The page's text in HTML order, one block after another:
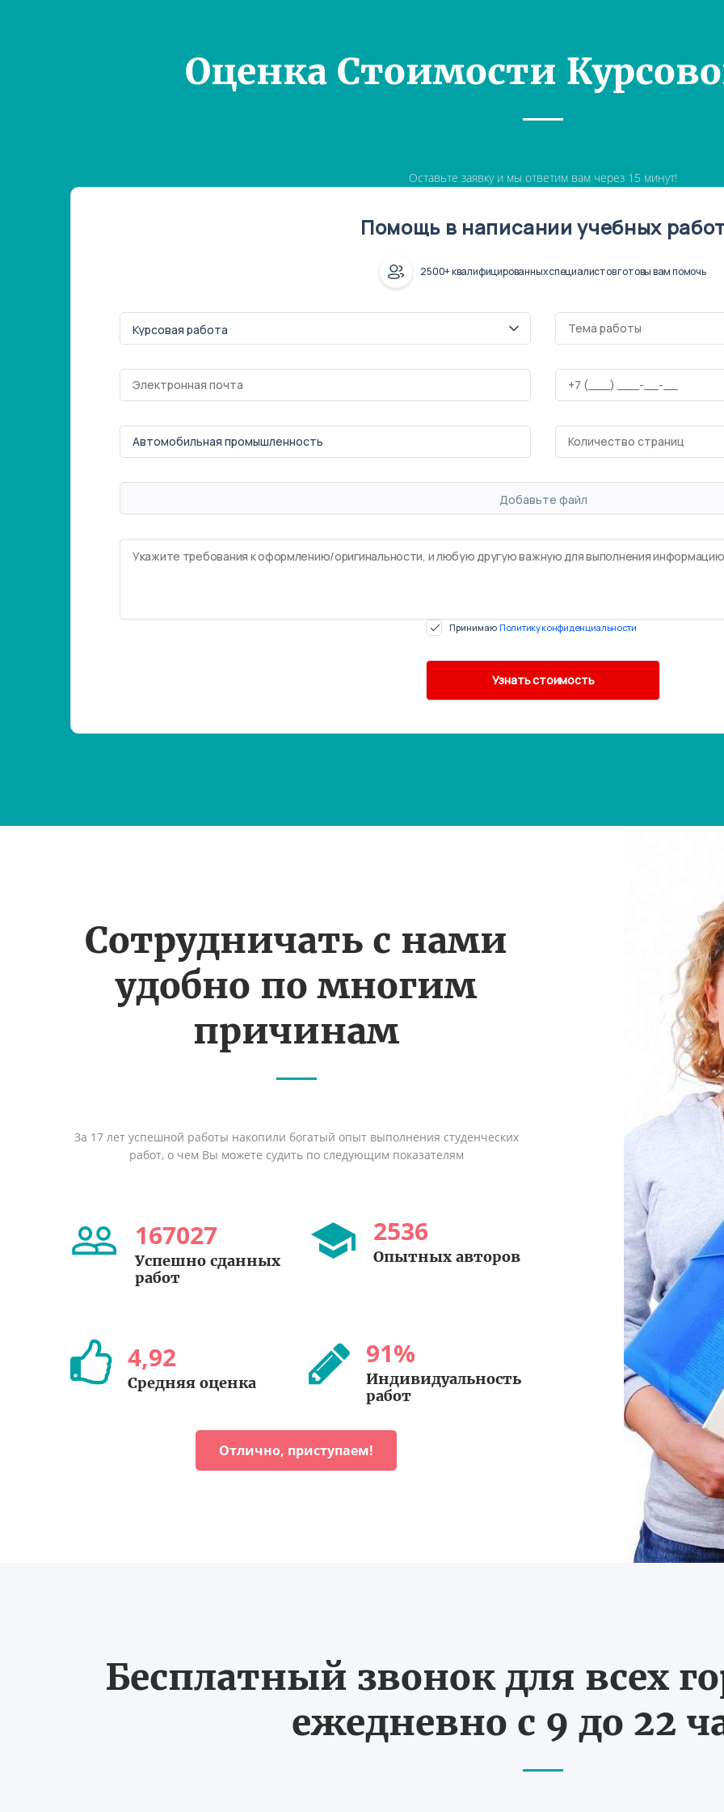
Оценка Стоимости
Оставьте заявку и мы ответим вам через 15 минут!
Помощь в написании учебных
2500+ квалифицированных специалистов готовы вам помочь
Добавьте файл
Принимаю Политику конфиденциальности
Сотрудничать с нами
удобно по многим
причинам
За 17 лет успешной работы накопили богатый опыт выполнения студенческих
работ, о чем Вы можете судить по следующим показателям
167027
Успешно сданных
работ
2536
Опытных авторов
4,92
Средняя оценка
91%
Индивидуальность
работ
Отлично, приступаем!
Бесплатный звонок для всех
ежедневно с 9 до 22